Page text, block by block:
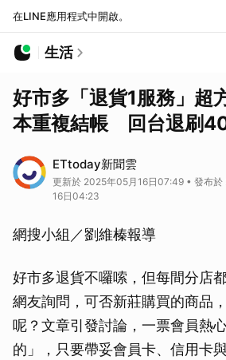
在LINE應用程式中開啟。
生活
好市多「退貨1服務」超
本重複結帳 回台退刷
ETtoday新聞雲
更新於 2025年05月16日07:49 • 發布於
16日04:23
網搜小組／劉維榛報導
好市多退貨不囉嗦，但每間分店
網友詢問，可否新莊購買的商品
呢？文章引發討論，一票會員熱
的」，只要帶妥會員卡、信用卡